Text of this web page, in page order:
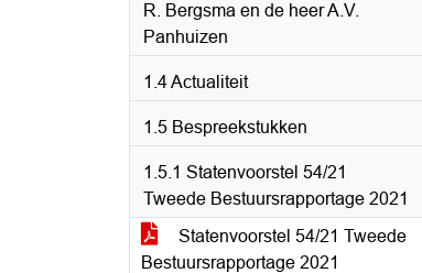
R. Bergsma en de heer A.V.
Panhuizen
1.4 Actualiteit
1.5 Bespreekstukken
1.5.1 Statenvoorstel 54/21
Tweede Bestuursrapportage 2021
Statenvoorstel 54/21 Tweede
Bestuursrapportage 2021